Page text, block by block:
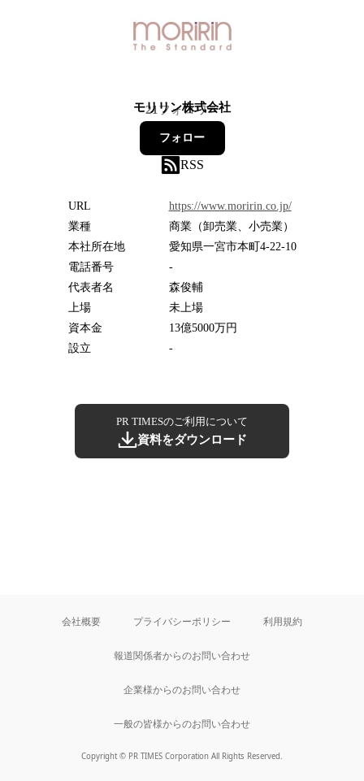
モリリン株式会社
21 フォロワー
フォロー
RSS
URL
https://www.moririn.co.jp/
業種
商業（卸売業、小売業）
本社所在地
愛知県一宮市本町4-22-10
電話番号
-
代表者名
森俊輔
上場
未上場
資本金
13億5000万円
設立
-
PR TIMESのご利用について
資料をダウンロード
会社概要 プライバシーポリシー 利用規約
報道関係者からのお問い合わせ
企業様からのお問い合わせ
一般の皆様からのお問い合わせ
Copyright © PR TIMES Corporation All Rights Reserved.